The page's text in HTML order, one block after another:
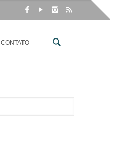
CONTATO